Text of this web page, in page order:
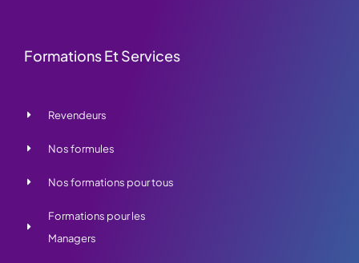
Formations Et Services
Revendeurs
Nos formules
Nos formations pour tous
Formations pour les
Managers